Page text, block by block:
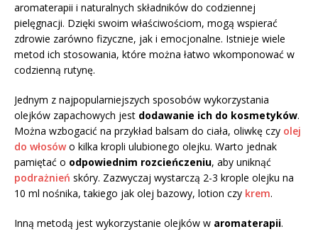
aromaterapii i naturalnych składników do codziennej
pielęgnacji. Dzięki swoim właściwościom, mogą wspierać
zdrowie zarówno fizyczne, jak i emocjonalne. Istnieje wiele
metod ich stosowania, które można łatwo wkomponować w
codzienną rutynę.
Jednym z najpopularniejszych sposobów wykorzystania
olejków zapachowych jest dodawanie ich do kosmetyków.
Można wzbogacić na przykład balsam do ciała, oliwkę czy olej
do włosówo kilka kropli ulubionego olejku. Warto jednak
pamiętać o odpowiednim rozcieńczeniu, aby uniknąć
podrażnień skóry. Zazwyczaj wystarczą 2-3 krople olejku na
10 ml nośnika, takiego jak olej bazowy, lotion czy krem.
Inną metodą jest wykorzystanie olejków w aromaterapii.